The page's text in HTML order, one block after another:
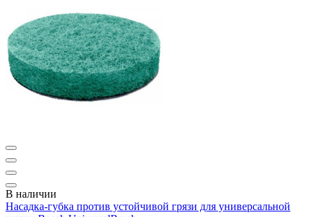
В наличии
Насадка-губка против устойчивой грязи для универсальной